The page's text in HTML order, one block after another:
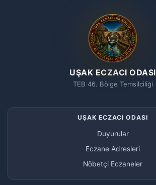
UŞAK ECZACI ODASI
TEB 46. Bölge Temsilciliği
UŞAK ECZACI ODASI
Duyurular
Eczane Adresleri
Nöbetçi Eczaneler